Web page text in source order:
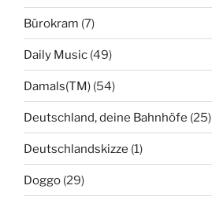
Bürokram (7)
Daily Music (49)
Damals(TM) (54)
Deutschland, deine Bahnhöfe (25)
Deutschlandskizze (1)
Doggo (29)